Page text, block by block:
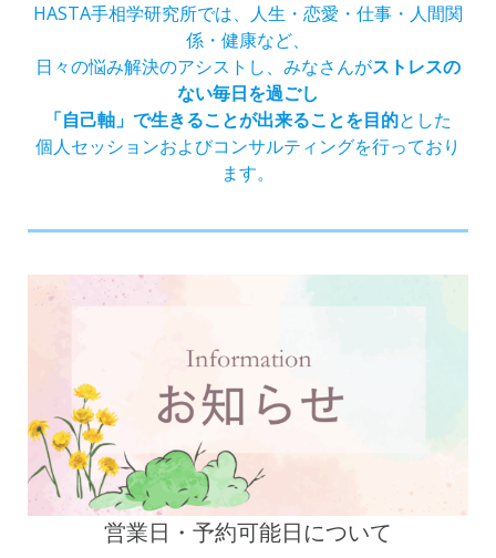
HASTA手相学研究所では、人生・恋愛・仕事・人間関
係・健康など、
日々の悩み解決のアシストし、みなさんがストレスの
ない毎日を過ごし
「自己軸」で生きることが出来ることを目的とした
個人セッションおよびコンサルティングを行っており
ます。
営業日・予約可能日について